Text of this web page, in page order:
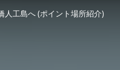
人工島へ (ポイント場所紹介)